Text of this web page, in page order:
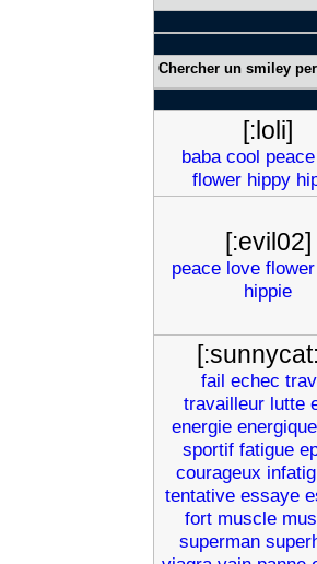
Chercher un smiley
[:loli]
baba cool peace
flower hippy
[:evil02]
peace love flower
hippie
fail echec
travailleur lutte
energie energique
sportif fatigue
courageux
tentative essaye
fort muscle
superman